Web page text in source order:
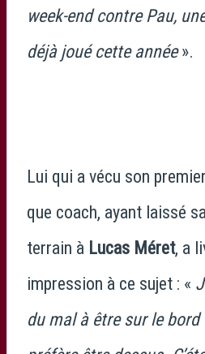
week-end contre Pau,
déjà joué cette année».
Lui qui a vécu son
que coach, ayant laissé
terrain à Lucas Méret, a
impression à ce sujet : «
du mal à être sur le